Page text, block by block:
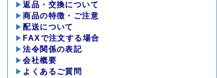
▶返品・交換について
▶商品の特徴・ご注意
▶配送について
▶ FAXで注文する場合
▶法令関係の表記
▶会社概要
▶ よくあるご質問